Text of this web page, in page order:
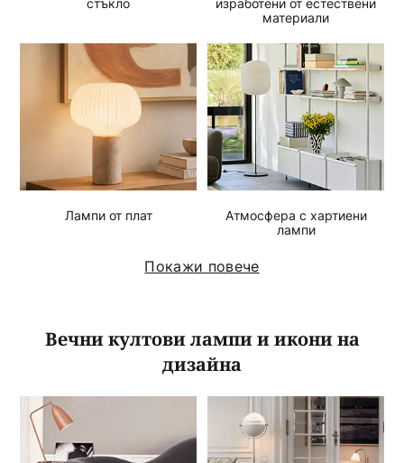
материали
Лампи от плат
Атмосфера с хартиени
лампи
Покажи повече
Вечни култови лампи и икони на
дизайна